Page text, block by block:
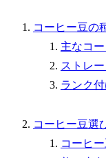
コーヒー豆の
主なコ
ストレ
ランク
コーヒー豆選
コーヒ